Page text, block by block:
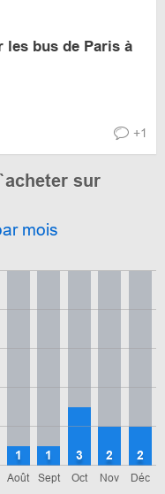
les bus de Paris à
+1
sur
mois
Août
1
Sept
1
Oct
3
Nov
2
Déc
2